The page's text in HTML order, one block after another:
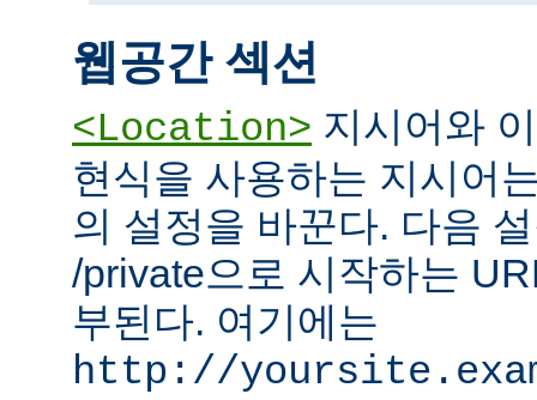
웹공간 섹션
<Location> 지시어와
현식을 사용하는 지시어
의 설정을 바꾼다. 다음
/private으로 시작하는
부된다. 여기에는
http://